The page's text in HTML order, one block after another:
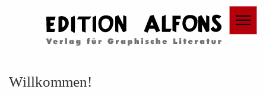
Willkommen!